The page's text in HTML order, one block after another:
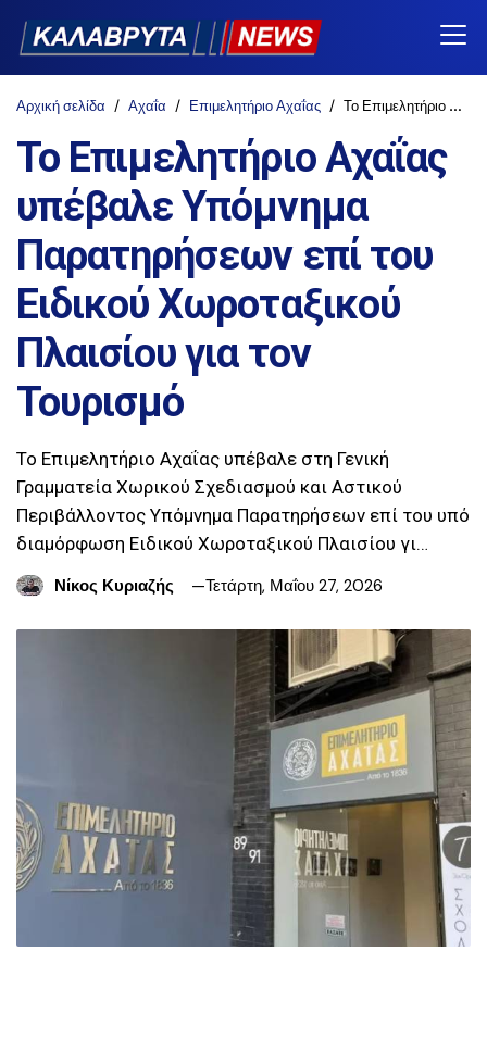
Αρχική σελίδα Αχαΐα Επιμελητήριο Αχαΐας Το Επιμελητήριο Αχαΐας υπέβαλε Υπόμνημα Παρατηρήσεων επί του Ειδικού Χωροταξικού Πλαισίου για τον Τουρισμό
Το Επιμελητήριο Αχαΐας
υπέβαλε Υπόμνημα
Παρατηρήσεων επί του
Ειδικού Χωροταξικού
Πλαισίου για τον
Τουρισμό
Το Επιμελητήριο Αχαΐας υπέβαλε στη Γενική
Γραμματεία Χωρικού Σχεδιασμού και Αστικού
Περιβάλλοντος Υπόμνημα Παρατηρήσεων επί του υπό
διαμόρφωση Ειδικού Χωροταξικού Πλαισίου γι…
Νίκος Κυριαζής
Τετάρτη, Μαΐου 27, 2026